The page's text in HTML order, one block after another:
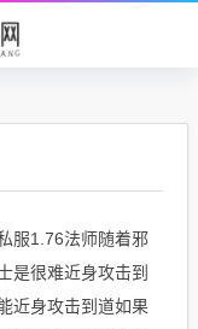
服1.76法师随着邪
是很难近身攻击到
近身攻击到道如果